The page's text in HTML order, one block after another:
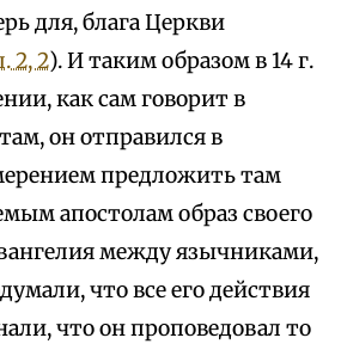
для, блага Церкви
2, 2). И таким образом в 14 г.
как сам говорит в
он отправился в
предложить там
апостолам образ своего
между язычниками,
что все его действия
что он проповедовал то